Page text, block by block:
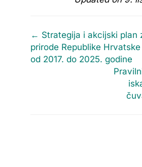
Doc
navigation
← Strategija i akcijski plan
prirode Republike
od 2017. do 2025. godine